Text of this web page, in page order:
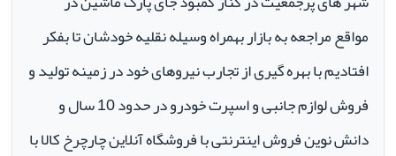
مواقع مراجعه به بازار بهمراه وسیله نقلیه خودشان تا بفکر
افتادیم با بهره گیری از تجارب نیروهای خود در زمینه تولید و
فروش لوازم جانبی و اسپرت خودرو در حدود 10 سال و
دانش نوین فروش اینترنتی با فروشگاه آنلاین چارچرخ کالا با